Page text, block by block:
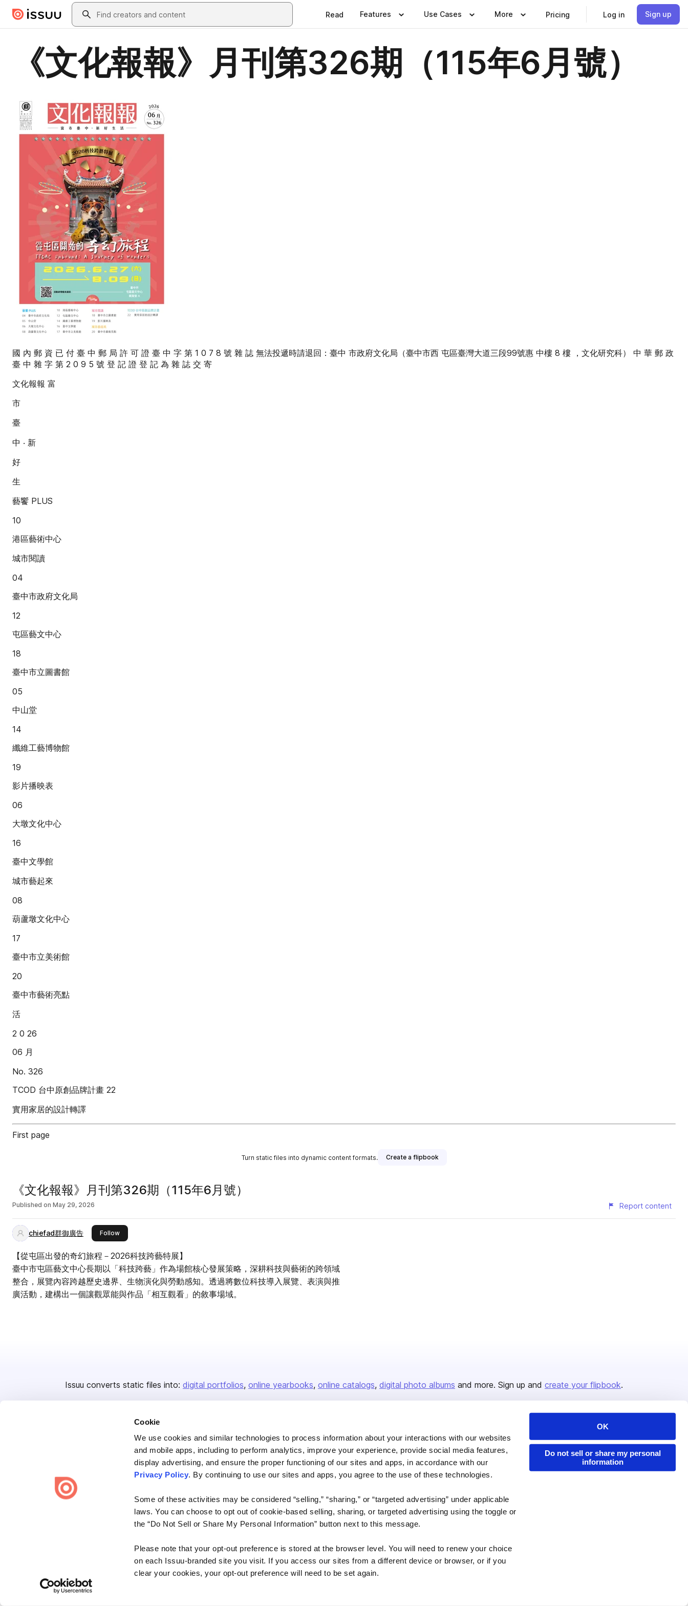
Cookie
We use cookies and similar technologies to process information about your interactions with our websites
and mobile apps, including to perform analytics, improve your experience, provide social media features,
display advertising, and ensure the proper functioning of our sites and apps, in accordance with our
Privacy Policy. By continuing to use our sites and apps, you agree to the use of these technologies.
Some of these activities may be considered “selling,” “sharing,” or “targeted advertising” under applicable
laws. You can choose to opt out of cookie-based selling, sharing, or targeted advertising using the toggle or
the “Do Not Sell or Share My Personal Information” button next to this message.
Please note that your opt-out preference is stored at the browser level. You will need to renew your choice
on each Issuu-branded site you visit. If you access our sites from a different device or browser, or if you
clear your cookies, your opt-out preference will need to be set again.
OK
Do not sell or share my personal
information
Skip to main contentSearch
Read Features Use Cases More Pricing Log in Sign up
《文化報報》月刊第326期（115年6月號）
國 內 郵 資 已 付 臺 中 郵 局 許 可 證 臺 中 字 第 1 0 7 8 號 雜 誌 無法投遞時請退回：臺中 市政府文化局（臺中市西 屯區臺灣大道三段99號惠 中樓 8 樓 ，文化研究科） 中 華 郵 政
臺 中 雜 字 第 2 0 9 5 號 登 記 證 登 記 為 雜 誌 交 寄
文化報報 富
市
臺
中 ‧ 新
好
生
藝饗 PLUS
10
港區藝術中心
城市閱讀
04
臺中市政府文化局
12
屯區藝文中心
18
臺中市立圖書館
05
中山堂
14
纖維工藝博物館
19
影片播映表
06
大墩文化中心
16
臺中文學館
城市藝起來
08
葫蘆墩文化中心
17
臺中市立美術館
20
臺中市藝術亮點
活
2 0 26
06 月
No. 326
TCOD 台中原創品牌計畫 22
實用家居的設計轉譯
First page
Turn static files into dynamic content formats. Create a flipbook
《文化報報》月刊第326期（115年6月號）
Published on May 29, 2026 Report content
chiefad群御廣告 Followthis publisher
【從屯區出發的奇幻旅程－2026科技跨藝特展】
臺中市屯區藝文中心長期以「科技跨藝」作為場館核心發展策略，深耕科技與藝術的跨領域
整合，展覽內容跨越歷史邊界、生物演化與勞動感知。透過將數位科技導入展覽、表演與推
廣活動，建構出一個讓觀眾能與作品「相互觀看」的敘事場域。
Issuu converts static files into: digital portfolios online yearbooks online catalogs digital photo albums and more. Sign up and create your flipbook.
Create once,
Company
About us
Careers
Press
Contact
Issuu Platform
Content Types
Features
Industries
Developers
Privacy Law Enforcement